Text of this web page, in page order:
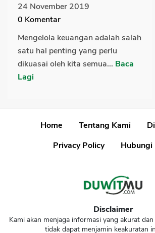
24 November 2019
0 Komentar
Mengelola keuangan adalah salah
satu hal penting yang perlu
dikuasai oleh kita semua... Baca
Lagi
Home Tentang Kami
Privacy Policy
Hubungi
Disclaimer
Kami akan menjaga informasi yang akurat
tidak dapat menjamin keakuratan